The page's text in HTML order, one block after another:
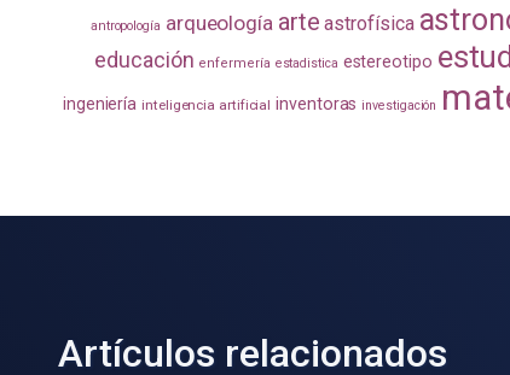
antropología arqueología arte astrofísica
educación enfermería estadistica estereotipo
ingeniería inteligencia artificial inventoras investigación
Artículos relacionados